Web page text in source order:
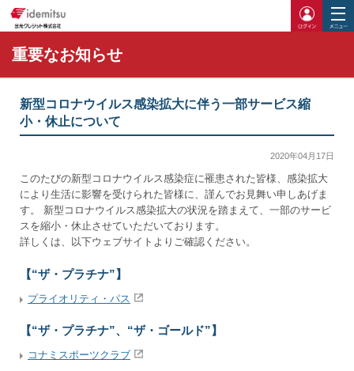
ログイ
重要なお知らせ
新型コロナウイルス感染拡大に伴う一部サービス縮
小・休止について
2020年04月17日
このたびの新型コロナウイルス感染症に罹患された皆様、感染拡大
により生活に影響を受けられた皆様に、謹んでお見舞い申しあげま
す。 新型コロナウイルス感染拡大の状況を踏まえて、一部のサービ
スを縮小・休止させていただいております。
詳しくは、以下ウェブサイトよりご確認ください。
【“ザ・プラチナ”】
プライオリティ・パス
【“ザ・プラチナ”、“ザ・ゴールド”】
コナミスポーツクラブ